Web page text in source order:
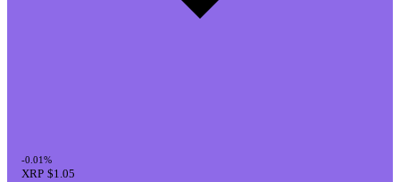
-0.01%
XRP $1.05